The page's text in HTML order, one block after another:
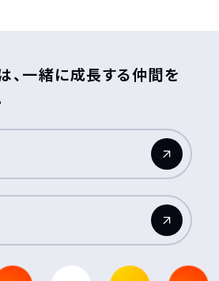
、一緒に成長する仲間を
ウが開きます）
ウが開きます）